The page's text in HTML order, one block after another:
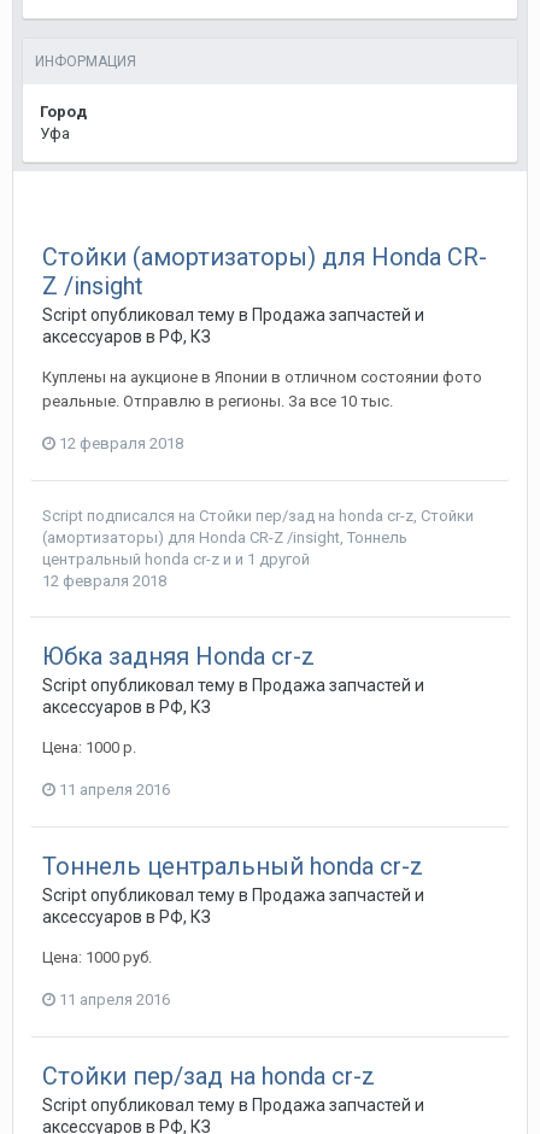
ИНФОРМАЦИЯ
Город
Уфа
Стойки (амортизаторы) для Honda CR-
Z /insight
Scriptопубликовал тему в Продажа запчастей и
аксессуаров в РФ, КЗ
Куплены на аукционе в Японии в отличном состоянии фото
реальные. Отправлю в регионы. За все 10 тыс.
12 февраля 2018
Script подписался на Стойки пер/зад на honda cr-z, Стойки
(амортизаторы) для Honda CR-Z /insight, Тоннель
центральный honda cr-z и и 1 другой
12 февраля 2018
Юбка задняя Honda cr-z
Scriptопубликовал тему в Продажа запчастей и
аксессуаров в РФ, КЗ
Цена: 1000 р.
11 апреля 2016
Тоннель центральный honda cr-z
Scriptопубликовал тему в Продажа запчастей и
аксессуаров в РФ, КЗ
Цена: 1000 руб.
11 апреля 2016
Стойки пер/зад на honda cr-z
Scriptопубликовал тему в Продажа запчастей и
аксессуаров в РФ, КЗ